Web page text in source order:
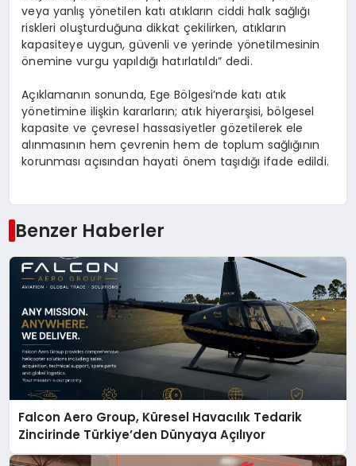
veya yanlış yönetilen katı atıkların ciddi halk sağlığı
riskleri oluşturduğuna dikkat çekilirken, atıkların
kapasiteye uygun, güvenli ve yerinde yönetilmesinin
önemine vurgu yapıldığı hatırlatıldı” dedi.
Açıklamanın sonunda, Ege Bölgesi’nde katı atık
yönetimine ilişkin kararların;atık hiyerarşisi,bölgesel
kapasite ve çevresel hassasiyetler gözetilerek ele
alınmasının hem çevrenin hem de toplum sağlığının
korunması açısından hayati önem taşıdığı ifade edildi.
Benzer Haberler
Falcon Aero Group, Küresel Havacılık Tedarik
Zincirinde Türkiye’den Dünyaya Açılıyor